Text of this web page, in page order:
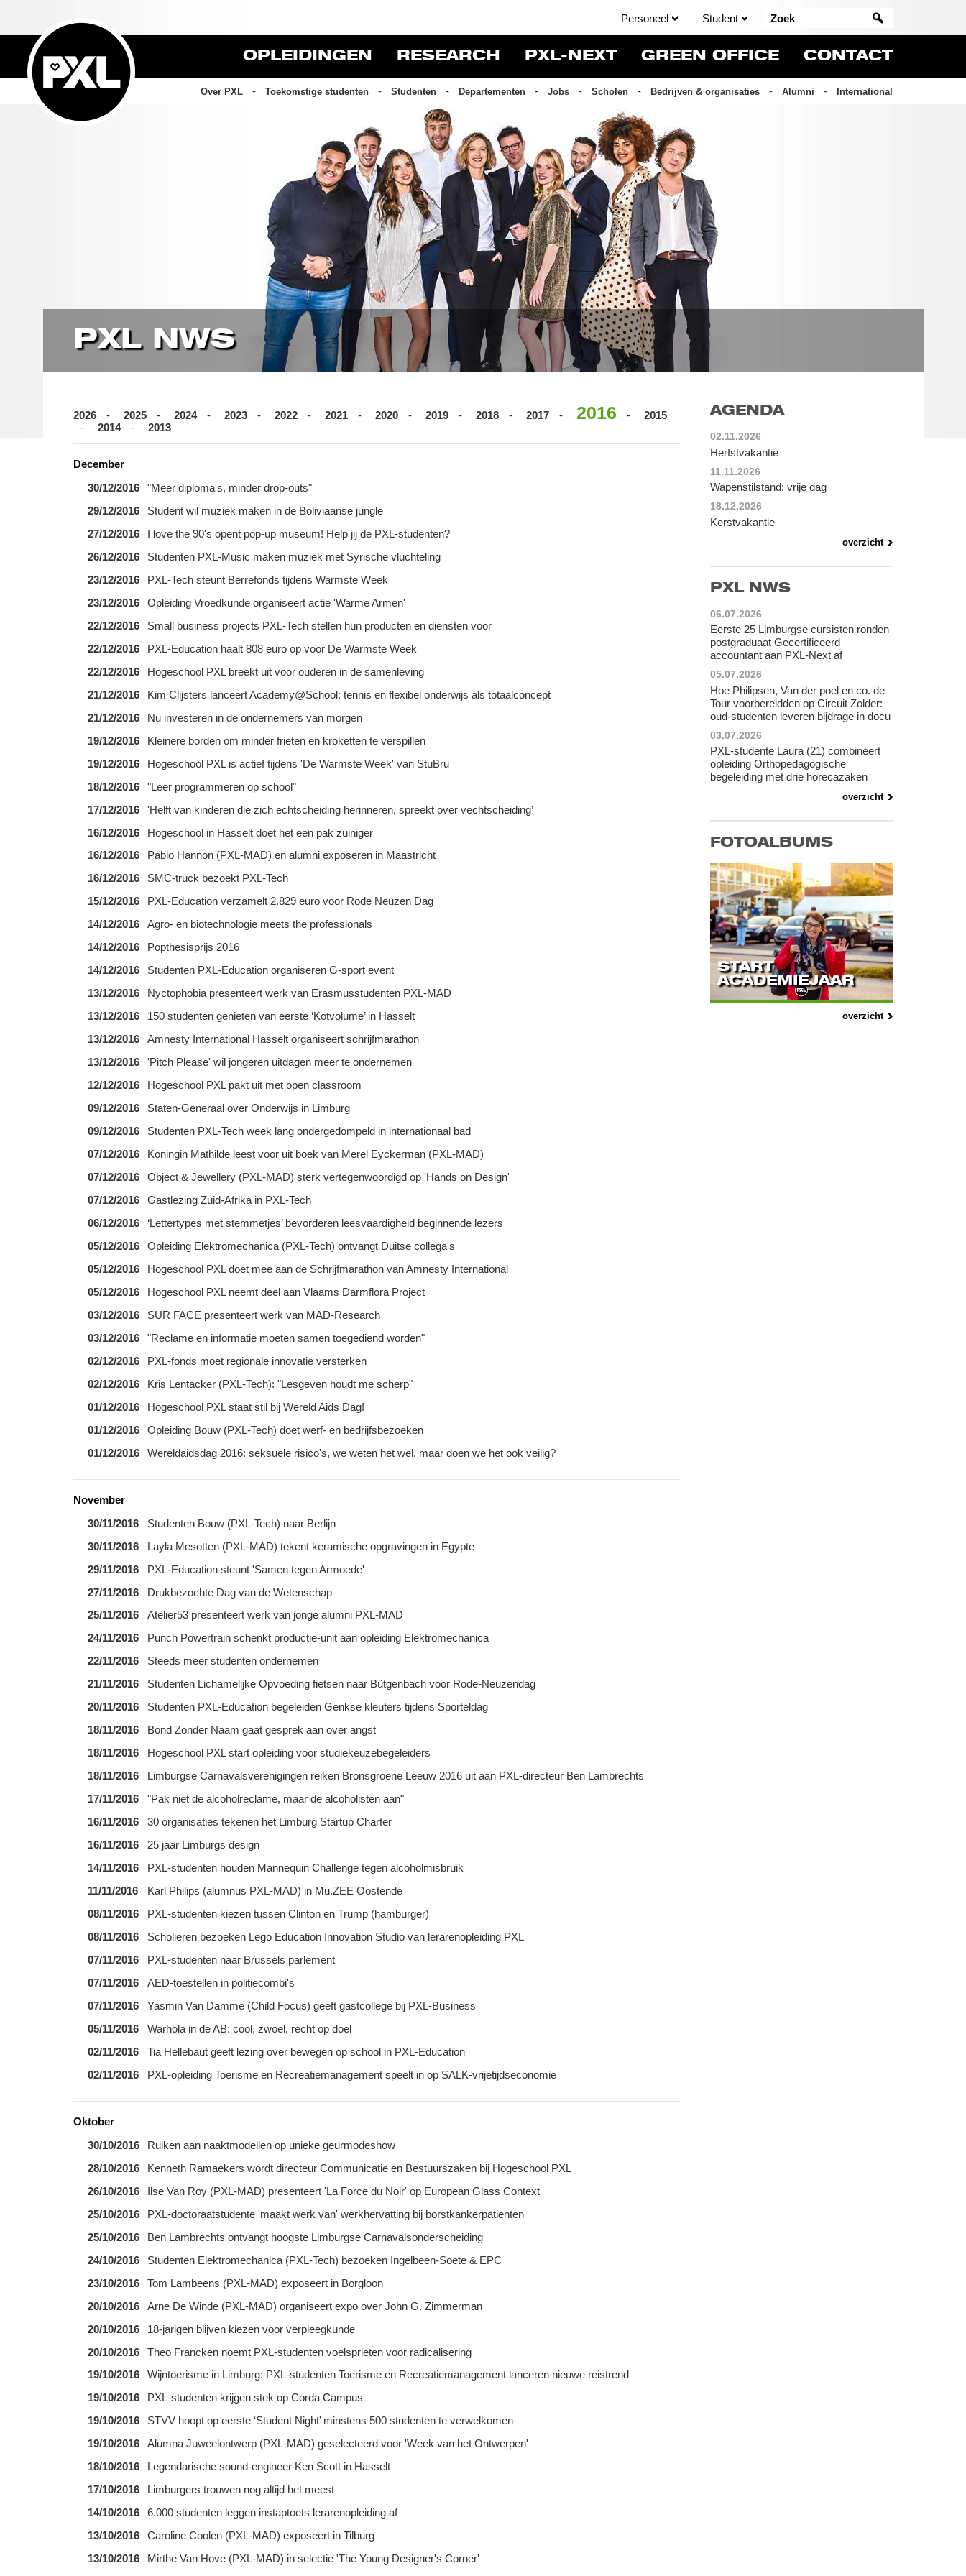
Personeel Student
OPLEIDINGEN RESEARCH PXL-NEXT GREEN OFFICE CONTACT
Over PXL Toekomstige studenten Studenten Departementen Jobs Scholen Bedrijven & organisaties Alumni International
PXL NWS
2026 2025 2024 2023 2022 2021 2020 2019 2018 2017 2016
2015
2014
2013
December
30/12/2016
"Meer diploma's, minder drop-outs"
29/12/2016
Student wil muziek maken in de Boliviaanse jungle
27/12/2016
I love the 90's opent pop-up museum! Help jij de PXL-studenten?
26/12/2016
Studenten PXL-Music maken muziek met Syrische vluchteling
23/12/2016
PXL-Tech steunt Berrefonds tijdens Warmste Week
23/12/2016
Opleiding Vroedkunde organiseert actie 'Warme Armen'
22/12/2016
Small business projects PXL-Tech stellen hun producten en diensten voor
22/12/2016
PXL-Education haalt 808 euro op voor De Warmste Week
22/12/2016
Hogeschool PXL breekt uit voor ouderen in de samenleving
21/12/2016
Kim Clijsters lanceert Academy@School: tennis en flexibel onderwijs als totaalconcept
21/12/2016
Nu investeren in de ondernemers van morgen
19/12/2016
Kleinere borden om minder frieten en kroketten te verspillen
19/12/2016
Hogeschool PXL is actief tijdens 'De Warmste Week' van StuBru
18/12/2016
"Leer programmeren op school"
17/12/2016
'Helft van kinderen die zich echtscheiding herinneren, spreekt over vechtscheiding’
16/12/2016
Hogeschool in Hasselt doet het een pak zuiniger
16/12/2016
Pablo Hannon (PXL-MAD) en alumni exposeren in Maastricht
16/12/2016
SMC-truck bezoekt PXL-Tech
15/12/2016
PXL-Education verzamelt 2.829 euro voor Rode Neuzen Dag
14/12/2016
Agro- en biotechnologie meets the professionals
14/12/2016
Popthesisprijs 2016
14/12/2016
Studenten PXL-Education organiseren G-sport event
13/12/2016
Nyctophobia presenteert werk van Erasmusstudenten PXL-MAD
13/12/2016
150 studenten genieten van eerste ‘Kotvolume’ in Hasselt
13/12/2016
Amnesty International Hasselt organiseert schrijfmarathon
13/12/2016
'Pitch Please' wil jongeren uitdagen meer te ondernemen
12/12/2016
Hogeschool PXL pakt uit met open classroom
09/12/2016
Staten-Generaal over Onderwijs in Limburg
09/12/2016
Studenten PXL-Tech week lang ondergedompeld in internationaal bad
07/12/2016
Koningin Mathilde leest voor uit boek van Merel Eyckerman (PXL-MAD)
07/12/2016
Object & Jewellery (PXL-MAD) sterk vertegenwoordigd op 'Hands on Design'
07/12/2016
Gastlezing Zuid-Afrika in PXL-Tech
06/12/2016
‘Lettertypes met stemmetjes’ bevorderen leesvaardigheid beginnende lezers
05/12/2016
Opleiding Elektromechanica (PXL-Tech) ontvangt Duitse collega's
05/12/2016
Hogeschool PXL doet mee aan de Schrijfmarathon van Amnesty International
05/12/2016
Hogeschool PXL neemt deel aan Vlaams Darmflora Project
03/12/2016
SUR FACE presenteert werk van MAD-Research
03/12/2016
"Reclame en informatie moeten samen toegediend worden"
02/12/2016
PXL-fonds moet regionale innovatie versterken
02/12/2016
Kris Lentacker (PXL-Tech): "Lesgeven houdt me scherp"
01/12/2016
Hogeschool PXL staat stil bij Wereld Aids Dag!
01/12/2016
Opleiding Bouw (PXL-Tech) doet werf- en bedrijfsbezoeken
01/12/2016
Wereldaidsdag 2016: seksuele risico's, we weten het wel, maar doen we het ook veilig?
November
30/11/2016
Studenten Bouw (PXL-Tech) naar Berlijn
30/11/2016
Layla Mesotten (PXL-MAD) tekent keramische opgravingen in Egypte
29/11/2016
PXL-Education steunt 'Samen tegen Armoede'
27/11/2016
Drukbezochte Dag van de Wetenschap
25/11/2016
Atelier53 presenteert werk van jonge alumni PXL-MAD
24/11/2016
Punch Powertrain schenkt productie-unit aan opleiding Elektromechanica
22/11/2016
Steeds meer studenten ondernemen
21/11/2016
Studenten Lichamelijke Opvoeding fietsen naar Bütgenbach voor Rode-Neuzendag
20/11/2016
Studenten PXL-Education begeleiden Genkse kleuters tijdens Sporteldag
18/11/2016
Bond Zonder Naam gaat gesprek aan over angst
18/11/2016
Hogeschool PXL start opleiding voor studiekeuzebegeleiders
18/11/2016
Limburgse Carnavalsverenigingen reiken Bronsgroene Leeuw 2016 uit aan PXL-directeur Ben Lambrechts
17/11/2016
"Pak niet de alcoholreclame, maar de alcoholisten aan"
16/11/2016
30 organisaties tekenen het Limburg Startup Charter
16/11/2016
25 jaar Limburgs design
14/11/2016
PXL-studenten houden Mannequin Challenge tegen alcoholmisbruik
11/11/2016
Karl Philips (alumnus PXL-MAD) in Mu.ZEE Oostende
08/11/2016
PXL-studenten kiezen tussen Clinton en Trump (hamburger)
08/11/2016
Scholieren bezoeken Lego Education Innovation Studio van lerarenopleiding PXL
07/11/2016
PXL-studenten naar Brussels parlement
07/11/2016
AED-toestellen in politiecombi's
07/11/2016
Yasmin Van Damme (Child Focus) geeft gastcollege bij PXL-Business
05/11/2016
Warhola in de AB: cool, zwoel, recht op doel
02/11/2016
Tia Hellebaut geeft lezing over bewegen op school in PXL-Education
02/11/2016
PXL-opleiding Toerisme en Recreatiemanagement speelt in op SALK-vrijetijdseconomie
Oktober
30/10/2016
Ruiken aan naaktmodellen op unieke geurmodeshow
28/10/2016
Kenneth Ramaekers wordt directeur Communicatie en Bestuurszaken bij Hogeschool PXL
26/10/2016
Ilse Van Roy (PXL-MAD) presenteert 'La Force du Noir' op European Glass Context
25/10/2016
PXL-doctoraatstudente 'maakt werk van' werkhervatting bij borstkankerpatienten
25/10/2016
Ben Lambrechts ontvangt hoogste Limburgse Carnavalsonderscheiding
24/10/2016
Studenten Elektromechanica (PXL-Tech) bezoeken Ingelbeen-Soete & EPC
23/10/2016
Tom Lambeens (PXL-MAD) exposeert in Borgloon
20/10/2016
Arne De Winde (PXL-MAD) organiseert expo over John G. Zimmerman
20/10/2016
18-jarigen blijven kiezen voor verpleegkunde
20/10/2016
Theo Francken noemt PXL-studenten voelsprieten voor radicalisering
19/10/2016
Wijntoerisme in Limburg: PXL-studenten Toerisme en Recreatiemanagement lanceren nieuwe reistrend
19/10/2016
PXL-studenten krijgen stek op Corda Campus
19/10/2016
STVV hoopt op eerste ‘Student Night’ minstens 500 studenten te verwelkomen
19/10/2016
Alumna Juweelontwerp (PXL-MAD) geselecteerd voor 'Week van het Ontwerpen'
18/10/2016
Legendarische sound-engineer Ken Scott in Hasselt
17/10/2016
Limburgers trouwen nog altijd het meest
14/10/2016
6.000 studenten leggen instaptoets lerarenopleiding af
13/10/2016
Caroline Coolen (PXL-MAD) exposeert in Tilburg
13/10/2016
Mirthe Van Hove (PXL-MAD) in selectie 'The Young Designer's Corner'
AGENDA
02.11.2026
Herfstvakantie
11.11.2026
Wapenstilstand: vrije dag
18.12.2026
Kerstvakantie
overzicht
PXL NWS
06.07.2026
Eerste 25 Limburgse cursisten ronden
postgraduaat Gecertificeerd
accountant aan PXL-Next af
05.07.2026
Hoe Philipsen, Van der poel en co. de
Tour voorbereidden op Circuit Zolder:
oud-studenten leveren bijdrage in docu
03.07.2026
PXL-studente Laura (21) combineert
opleiding Orthopedagogische
begeleiding met drie horecazaken
overzicht
FOTOALBUMS
START
ACADEMIEJAAR
overzicht